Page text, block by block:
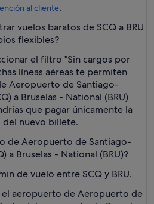
al cliente.
vuelos baratos de SCQ a BRU
flexibles?
el filtro "Sin cargos por
líneas aéreas te permiten
Aeropuerto de Santiago-
a Bruselas - National (BRU)
que pagar únicamente la
nuevo billete.
de Aeropuerto de Santiago-
a Bruselas - National (BRU)?
de vuelo entre SCQ y BRU.
el aeropuerto de Aeropuerto de